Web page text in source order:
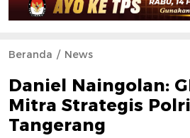
Beranda News
Daniel Naingolan:
Mitra Strategis
Tangerang